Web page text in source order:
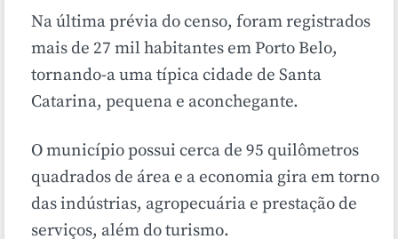
Na última prévia do censo, foram registrados
mais de 27 mil habitantes em Porto Belo,
tornando-a uma típica cidade de Santa
Catarina, pequena e aconchegante.
O município possui cerca de 95 quilômetros
quadrados de área e a economia gira em torno
das indústrias, agropecuária e prestação de
serviços, além do turismo.